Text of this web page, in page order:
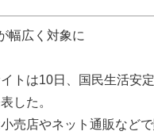
幅広く対象に
トは10日、国民生活安
した。
売店やネット通販などで